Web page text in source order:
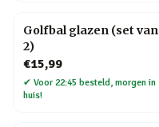
Golfbal glazen (set van
2)
€15,99
✔ Voor 22:45 besteld, morgen in
huis!